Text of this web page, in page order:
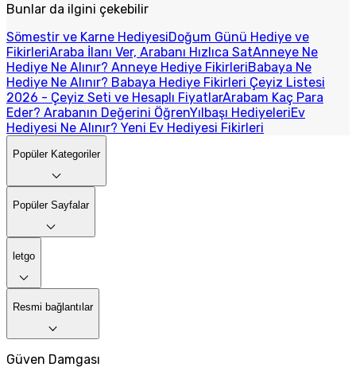
Bunlar da ilgini çekebilir
Sömestir ve Karne HediyesiDoğum Günü Hediye ve
FikirleriAraba İlanı Ver, Arabanı Hızlıca SatAnneye Ne
Hediye Ne Alınır? Anneye Hediye FikirleriBabaya Ne
Hediye Ne Alınır? Babaya Hediye Fikirleri Çeyiz Listesi
2026 - Çeyiz Seti ve Hesaplı FiyatlarArabam Kaç Para
Eder? Arabanın Değerini ÖğrenYılbaşı HediyeleriEv
Hediyesi Ne Alınır? Yeni Ev Hediyesi Fikirleri
Popüler Kategoriler
Popüler Sayfalar
letgo
Resmi bağlantılar
Güven Damgası